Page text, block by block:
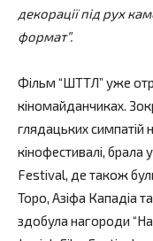
декорації під рух
формат”.
Фільм “ШТТЛ” уже
кіномайданчиках.
глядацьких
кінофестивалі, брала
Festival, де також
Торо, Азіфа Кападіа
здобула нагороди